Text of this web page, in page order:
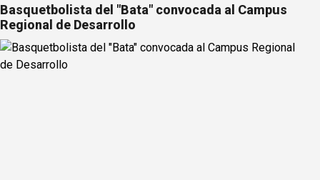
Basquetbolista del "Bata" convocada al Campus
Regional de Desarrollo